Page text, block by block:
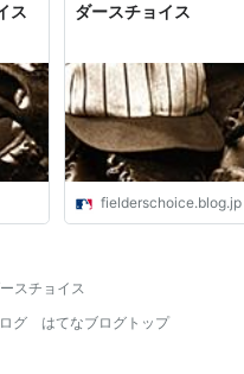
ス
ダースチョイス
fielderschoice.blog.jp
スチョイス
グ
はてなブログトップ